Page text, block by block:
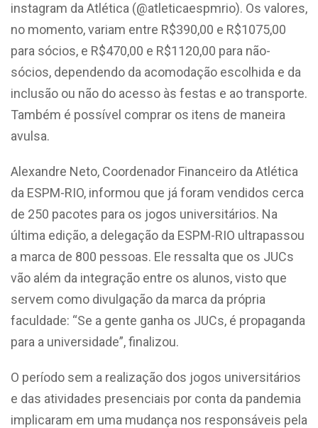
instagram da Atlética (@atleticaespmrio). Os valores,
no momento, variam entre R$390,00 e R$1075,00
para sócios, e R$470,00 e R$1120,00 para não-
sócios, dependendo da acomodação escolhida e da
inclusão ou não do acesso às festas e ao transporte.
Também é possível comprar os itens de maneira
avulsa.
Alexandre Neto, Coordenador Financeiro da Atlética
da ESPM-RIO, informou que já foram vendidos cerca
de 250 pacotes para os jogos universitários. Na
última edição, a delegação da ESPM-RIO ultrapassou
a marca de 800 pessoas. Ele ressalta que os JUCs
vão além da integração entre os alunos, visto que
servem como divulgação da marca da própria
faculdade: “Se a gente ganha os JUCs, é propaganda
para a universidade”, finalizou.
O período sem a realização dos jogos universitários
e das atividades presenciais por conta da pandemia
implicaram em uma mudança nos responsáveis pela